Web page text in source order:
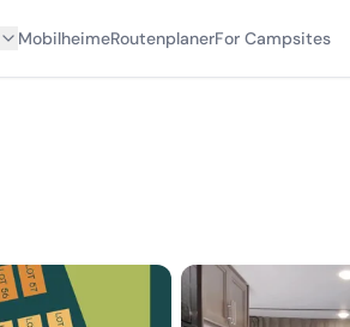
MobilheimeRoutenplanerFor Campsites